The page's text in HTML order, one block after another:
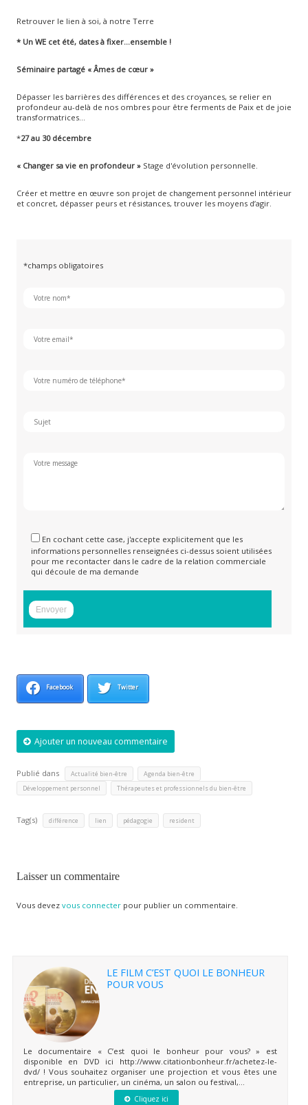
Retrouver le lien à soi, à notre Terre
*Un WE cet été, dates à fixer…ensemble !
Séminaire partagé « Âmes de cœur »
Dépasser les barrières des différences et des croyances, se relier en
profondeur au-delà de nos ombres pour être ferments de Paix et de joie
transformatrices…
*27 au 30 décembre
« Changer sa vie en profondeur »Stage d'évolution personnelle.
Créer et mettre en œuvre son projet de changement personnel intérieur
et concret, dépasser peurs et résistances, trouver les moyens d’agir.
*champs obligatoires
En cochant cette case, j'accepte explicitement que les
informations personnelles renseignées ci-dessus soient utilisées
pour me recontacter dans le cadre de la relation commerciale
qui découle de ma demande
Facebook Twitter
Ajouter un nouveau commentaire
Publié dans Actualité bien-être Agenda bien-être
Développement personnel Thérapeutes et professionnels du bien-être
Tag(s) différence lien pédagogie resident
Laisser un commentaire
Vous devez vous connecterpour publier un commentaire.
LE FILM C’EST QUOI LE BONHEUR
POUR VOUS
Le documentaire « C’est quoi le bonheur pour vous? » est
disponible en DVD ici http://www.citationbonheur.fr/achetez-le-
dvd/ ! Vous souhaitez organiser une projection et vous êtes une
entreprise, un particulier, un cinéma, un salon ou festival,...
Cliquez ici